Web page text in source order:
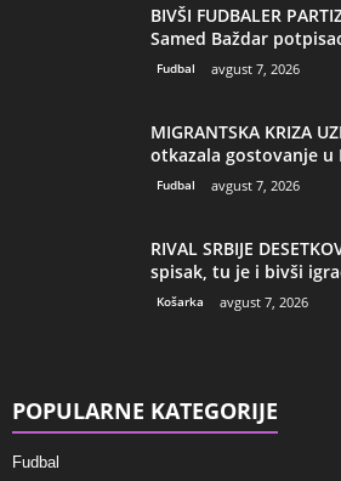
BIVŠI FUDBALER
Samed Baždar
Fudbal avgust 7, 2026
MIGRANTSKA KRIZA
otkazala gostovanje u
Fudbal avgust 7, 2026
RIVAL SRBIJE
spisak, tu je i bivši
Košarka avgust 7, 2026
POPULARNE KATEGORIJE
Fudbal